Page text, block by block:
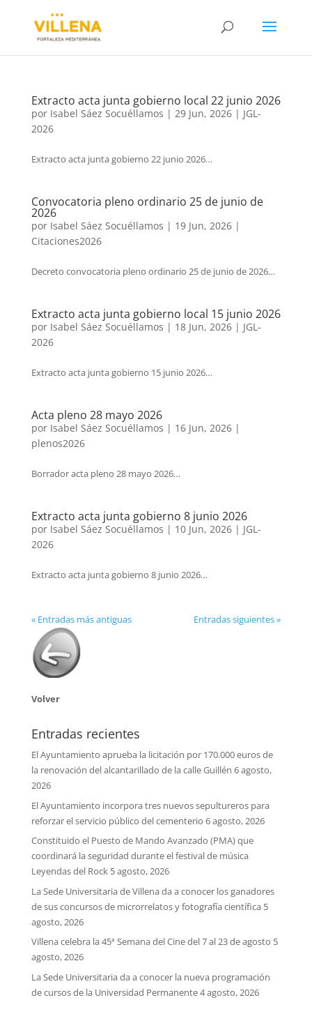
Extracto acta junta gobierno local 22 junio 2026
por Isabel Sáez Socuéllamos | 29 Jun, 2026| JGL-
2026
Extracto acta junta gobierno 22 junio 2026…
Convocatoria pleno ordinario 25 de junio de
2026
por Isabel Sáez Socuéllamos | 19 Jun, 2026|
Citaciones2026
Decreto convocatoria pleno ordinario 25 de junio de 2026…
Extracto acta junta gobierno local 15 junio 2026
por Isabel Sáez Socuéllamos | 18 Jun, 2026| JGL-
2026
Extracto acta junta gobierno 15 junio 2026…
Acta pleno 28 mayo 2026
por Isabel Sáez Socuéllamos | 16 Jun, 2026|
plenos2026
Borrador acta pleno 28 mayo 2026…
Extracto acta junta gobierno 8 junio 2026
por Isabel Sáez Socuéllamos | 10 Jun, 2026| JGL-
2026
Extracto acta junta gobierno 8 junio 2026…
« Entradas más antiguas Entradas siguientes »
Volver
Entradas recientes
El Ayuntamiento aprueba la licitación por 170.000 euros de
la renovación del alcantarillado de la calle Guillén 6 agosto,
2026
El Ayuntamiento incorpora tres nuevos sepultureros para
reforzar el servicio público del cementerio 6 agosto, 2026
Constituido el Puesto de Mando Avanzado (PMA) que
coordinará la seguridad durante el festival de música
Leyendas del Rock 5 agosto, 2026
La Sede Universitaria de Villena da a conocer los ganadores
de sus concursos de microrrelatos y fotografía científica 5
agosto, 2026
Villena celebra la 45ª Semana del Cine del 7 al 23 de agosto 5
agosto, 2026
La Sede Universitaria da a conocer la nueva programación
de cursos de la Universidad Permanente4 agosto, 2026